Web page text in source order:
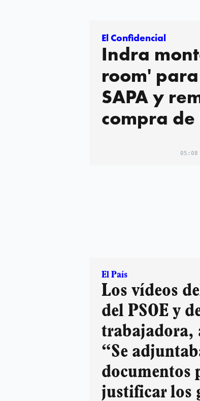
El Confidencial
Indra
room'
SAPA y
compra de
05:08
El País
Los vídeos
del PSOE y
trabajadora,
“Se
documentos
justificar los